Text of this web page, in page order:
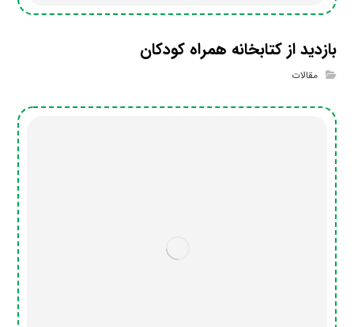
بازدید از کتابخانه همراه کودکان
مقالات